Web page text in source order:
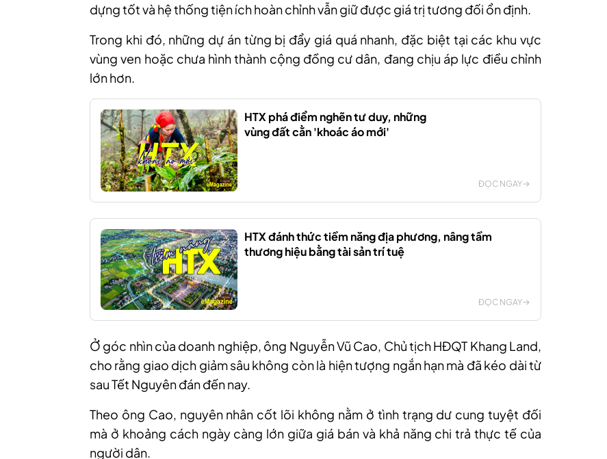
dựng tốt và hệ thống tiện ích hoàn chỉnh vẫn giữ được giá trị tương đối ổn định.
Trong khi đó, những dự án từng bị đẩy giá quá nhanh, đặc biệt tại các khu vực
vùng ven hoặc chưa hình thành cộng đồng cư dân, đang chịu áp lực điều chỉnh
lớn hơn.
HTX phá điểm nghẽn tư duy, những
vùng đất cằn 'khoác áo mới'
ĐỌC NGAY
HTX đánh thức tiềm năng địa phương, nâng tầm
thương hiệu bằng tài sản trí tuệ
ĐỌC NGAY
Ở góc nhìn của doanh nghiệp, ông Nguyễn Vũ Cao, Chủ tịch HĐQT Khang Land,
cho rằng giao dịch giảm sâu không còn là hiện tượng ngắn hạn mà đã kéo dài từ
sau Tết Nguyên đán đến nay.
Theo ông Cao, nguyên nhân cốt lõi không nằm ở tình trạng dư cung tuyệt đối
mà ở khoảng cách ngày càng lớn giữa giá bán và khả năng chi trả thực tế của
người dân.